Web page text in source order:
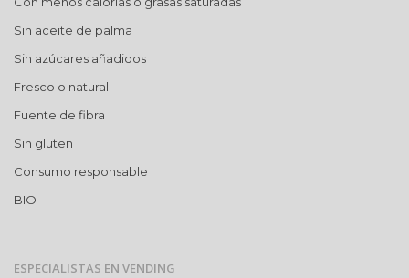
Sin aceite de palma
Sin azúcares añadidos
Fresco o natural
Fuente de fibra
Sin gluten
Consumo responsable
BIO
ESPECIALISTAS EN VENDING